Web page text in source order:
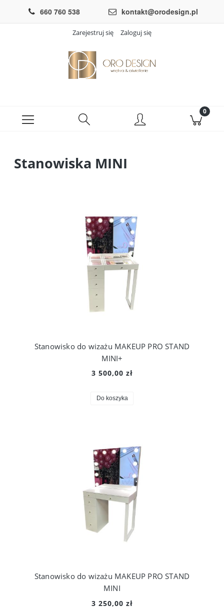
660 760 538 kontakt@orodesign.pl
Zarejestruj się Zaloguj się
Stanowiska MINI
Stanowisko do wizażu MAKEUP PRO STAND
MINI+
3 500,00 zł
Do koszyka
Stanowisko do wizażu MAKEUP PRO STAND
MINI
3 250,00 zł